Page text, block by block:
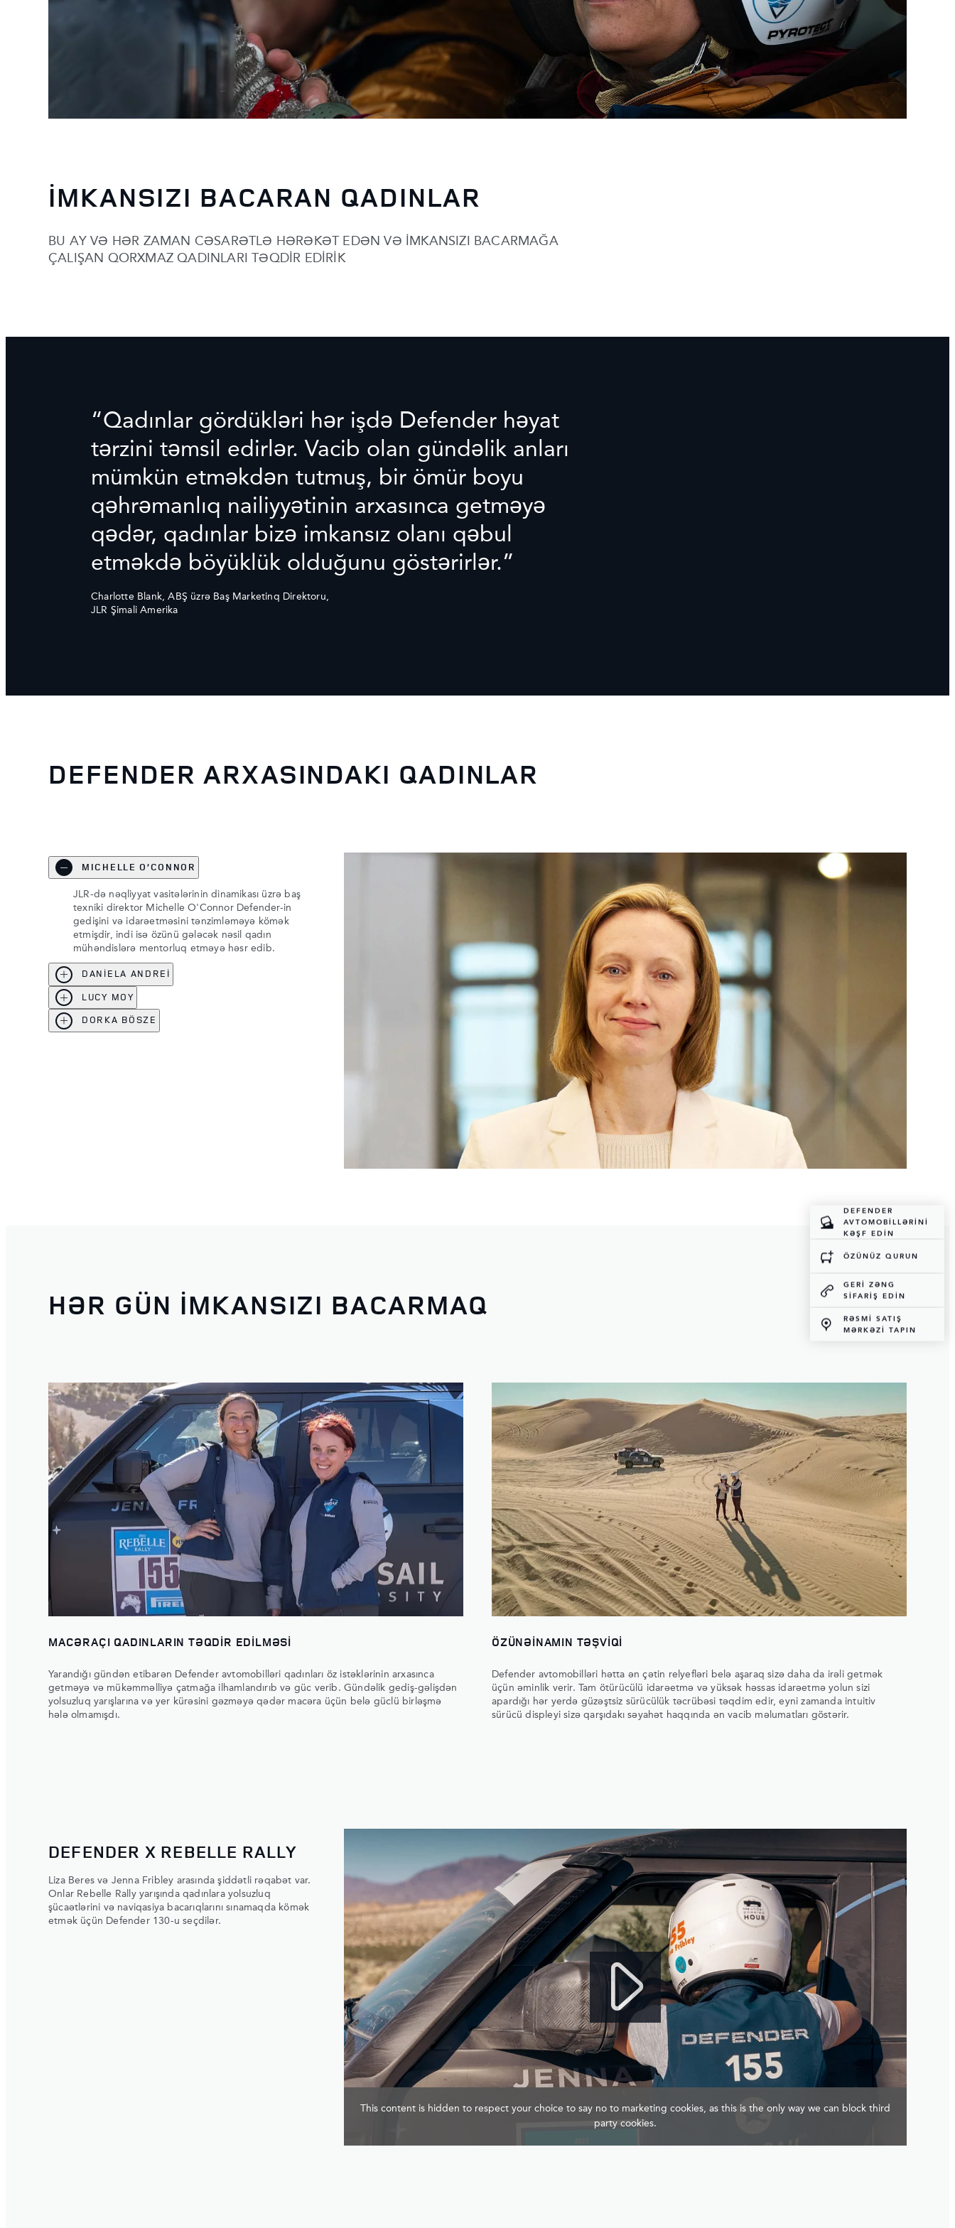
İMKANSIZI BACARAN QADINLAR
BU AY VƏ HƏR ZAMAN CƏSARƏTLƏ HƏRƏKƏT EDƏN VƏ İMKANSIZI BACARMAĞA
ÇALIŞAN QORXMAZ QADINLARI TƏQDİR EDİRİK
“Qadınlar gördükləri hər işdə Defender həyat
tərzini təmsil edirlər. Vacib olan gündəlik anları
mümkün etməkdən tutmuş, bir ömür boyu
qəhrəmanlıq nailiyyətinin arxasınca getməyə
qədər, qadınlar bizə imkansız olanı qəbul
etməkdə böyüklük olduğunu göstərirlər.”
Charlotte Blank, ABŞ üzrə Baş Marketinq Direktoru,
JLR Şimali Amerika
DEFENDER ARXASINDAKI QADINLAR
MICHELLE O’CONNOR
JLR-də nəqliyyat vasitələrinin dinamikası üzrə baş
texniki direktor Michelle O'Connor Defender-in
gedişini və idarəetməsini tənzimləməyə kömək
etmişdir, indi isə özünü gələcək nəsil qadın
mühəndislərə mentorluq etməyə həsr edib.
DANİELA ANDREİ
LUCY MOY
DORKA BÖSZE
HƏR GÜN İMKANSIZI BACARMAQ
MACƏRAÇI QADINLARIN TƏQDİR EDİLMƏSİ
Yarandığı gündən etibarən Defender avtomobilləri qadınları öz istəklərinin arxasınca
getməyə və mükəmməlliyə çatmağa ilhamlandırıb və güc verib. Gündəlik gediş-gəlişdən
yolsuzluq yarışlarına və yer kürəsini gəzməyə qədər macəra üçün belə güclü birləşmə
hələ olmamışdı.
ÖZÜNƏİNAMIN TƏŞVİQİ
Defender avtomobilləri hətta ən çətin relyefləri belə aşaraq sizə daha da irəli getmək
üçün əminlik verir. Tam ötürücülü idarəetmə və yüksək həssas idarəetmə yolun sizi
apardığı hər yerdə güzəştsiz sürücülük təcrübəsi təqdim edir, eyni zamanda intuitiv
sürücü displeyi sizə qarşıdakı səyahət haqqında ən vacib məlumatları göstərir.
DEFENDER X REBELLE RALLY
Liza Beres və Jenna Fribley arasında şiddətli rəqabət var.
Onlar Rebelle Rally yarışında qadınlara yolsuzluq
şücaətlərini və naviqasiya bacarıqlarını sınamaqda kömək
etmək üçün Defender 130-u seçdilər.
This content is hidden to respect your choice to say no to marketing cookies, as this is the only way we can block third
party cookies.
DEFENDER
AVTOMOBILLƏRINI
KƏŞF EDIN
ÖZÜNÜZ QURUN
GERI ZƏNG
SIFARIŞ EDIN
RƏSMİ SATIŞ
MƏRKƏZİ TAPIN